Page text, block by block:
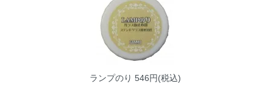
ランプのり 546円(税込)